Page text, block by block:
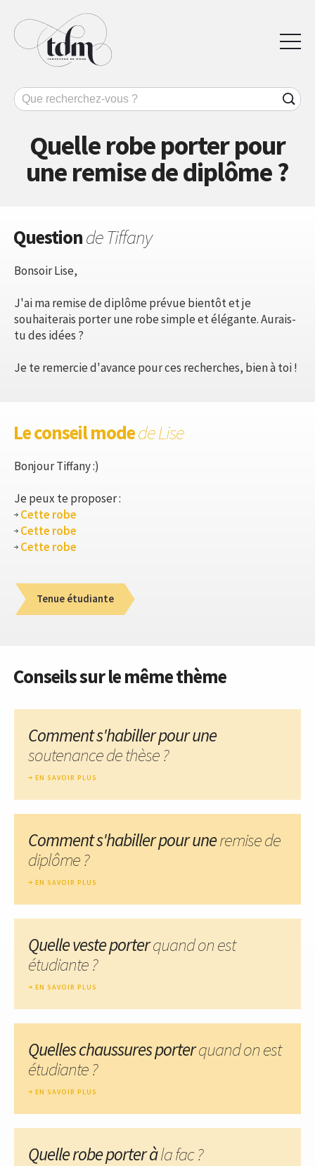
Quelle robe porter pour
une remise de diplôme ?
Questionde Tiffany
Bonsoir Lise,
J'ai ma remise de diplôme prévue bientôt et je
souhaiterais porter une robe simple et élégante. Aurais-
tu des idées ?
Je te remercie d'avance pour ces recherches, bien à toi !
Le conseil modede Lise
Bonjour Tiffany :)
Je peux te proposer :
Cette robe
Cette robe
Cette robe
Tenue étudiante
Conseils sur le même thème
Comment s'habiller pour une
soutenance de thèse ?
EN SAVOIR PLUS
Comment s'habiller pour uneremise de
diplôme ?
EN SAVOIR PLUS
Quelle veste porterquand on est
étudiante ?
EN SAVOIR PLUS
Quelles chaussures porterquand on est
étudiante ?
EN SAVOIR PLUS
Quelle robe porter àla fac ?